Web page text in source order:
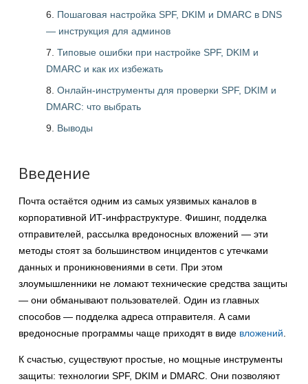
Пошаговая настройка SPF, DKIM и DMARC в DNS
— инструкция для админов
Типовые ошибки при настройке SPF, DKIM и
DMARC и как их избежать
Онлайн-инструменты для проверки SPF, DKIM и
DMARC: что выбрать
Выводы
Введение
Почта остаётся одним из самых уязвимых каналов в
корпоративной ИТ-инфраструктуре. Фишинг, подделка
отправителей, рассылка вредоносных вложений — эти
методы стоят за большинством инцидентов с утечками
данных и проникновениями в сети. При этом
злоумышленники не ломают технические средства защиты
— они обманывают пользователей. Один из главных
способов — подделка адреса отправителя. А сами
вредоносные программы чаще приходят в виде вложений.
К счастью, существуют простые, но мощные инструменты
защиты: технологии SPF, DKIM и DMARC. Они позволяют